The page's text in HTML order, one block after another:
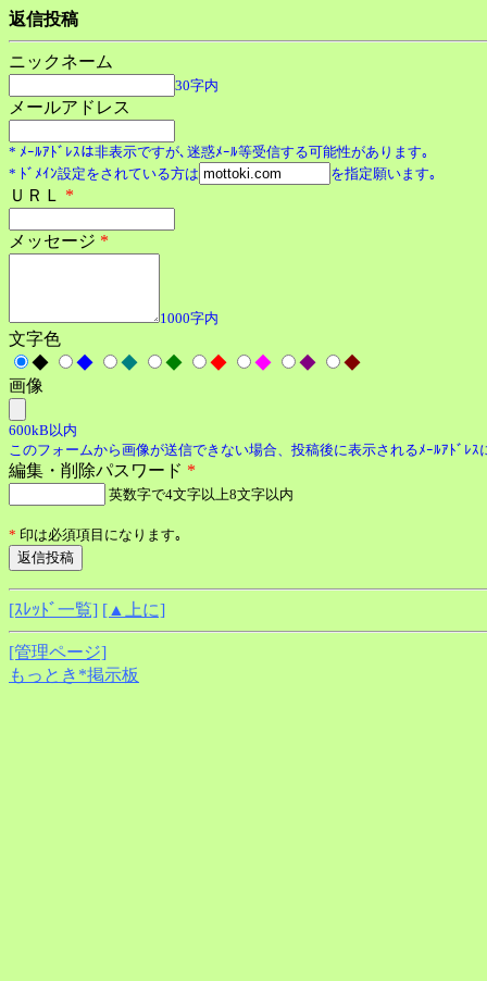
返信投稿
ニックネーム
30字内
メールアドレス
* ﾒｰﾙｱﾄﾞﾚｽは非表示ですが､迷惑ﾒｰﾙ等受信する可能性があります｡
* ﾄﾞﾒｲﾝ設定をされている方は
を指定願います｡
ＵＲＬ *
メッセージ *
1000字内
文字色
◆
◆ ◆ ◆ ◆ ◆ ◆
◆
画像
600kB以内
このフォームから画像が送信できない場合、投稿後に表示されるﾒｰﾙｱﾄﾞﾚ
編集・削除パスワード *
英数字で4文字以上8文字以内
* 印は必須項目になります｡
[ｽﾚｯﾄﾞ一覧] [▲上に]
[管理ページ]
もっとき*掲示板